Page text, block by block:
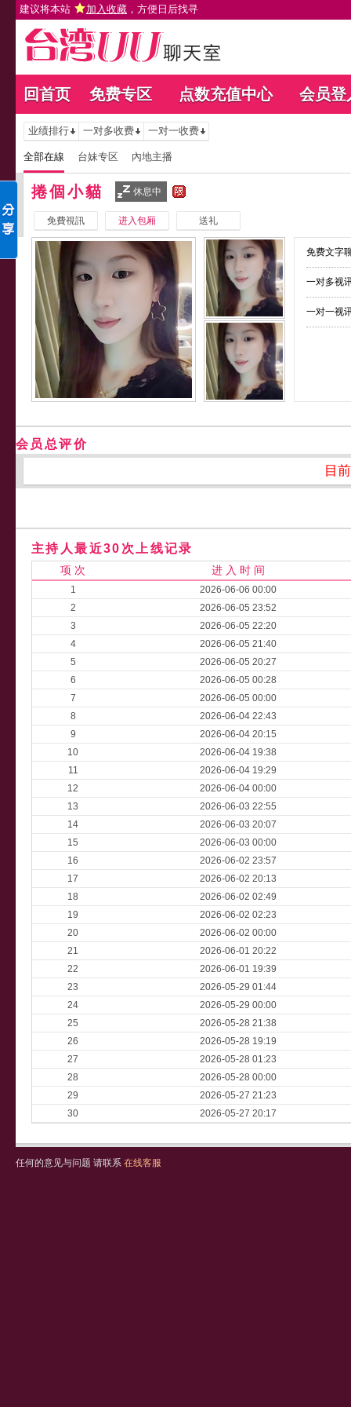
建议将本站 加入收藏 ，方便日后找寻
回首页 免费专区 点数充值中心 会员登
业绩排行 一对多收费 一对一收费
全部在線 台妹专区 內地主播
捲個小貓 休息中
免費視訊 进入包厢 送礼
免费文字
一对多视
一对一视
会员总评价
目
主持人最近30次上线记录
项 次 进 入 时 间
1
2026-06-06 00:00
2
2026-06-05 23:52
3
2026-06-05 22:20
4
2026-06-05 21:40
5
2026-06-05 20:27
6
2026-06-05 00:28
7
2026-06-05 00:00
8
2026-06-04 22:43
9
2026-06-04 20:15
10
2026-06-04 19:38
11
2026-06-04 19:29
12
2026-06-04 00:00
13
2026-06-03 22:55
14
2026-06-03 20:07
15
2026-06-03 00:00
16
2026-06-02 23:57
17
2026-06-02 20:13
18
2026-06-02 02:49
19
2026-06-02 02:23
20
2026-06-02 00:00
21
2026-06-01 20:22
22
2026-06-01 19:39
23
2026-05-29 01:44
24
2026-05-29 00:00
25
2026-05-28 21:38
26
2026-05-28 19:19
27
2026-05-28 01:23
28
2026-05-28 00:00
29
2026-05-27 21:23
30
2026-05-27 20:17
任何的意见与问题 请联系 在线客服